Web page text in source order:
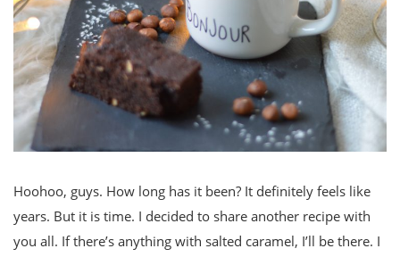
Hoohoo, guys. How long has it been? It definitely feels like
years. But it is time. I decided to share another recipe with
you all. If there’s anything with salted caramel, I’ll be there. I